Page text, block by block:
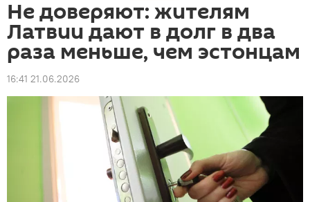
Не доверяют: жителям
Латвии дают в долг в два
раза меньше, чем эстонцам
16:41 21.06.2026